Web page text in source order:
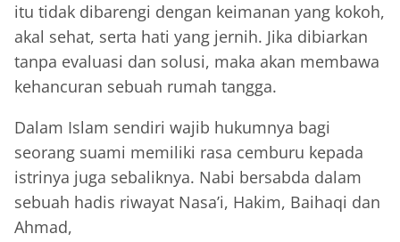
itu tidak dibarengi dengan keimanan yang kokoh,
akal sehat, serta hati yang jernih. Jika dibiarkan
tanpa evaluasi dan solusi, maka akan membawa
kehancuran sebuah rumah tangga.
Dalam Islam sendiri wajib hukumnya bagi
seorang suami memiliki rasa cemburu kepada
istrinya juga sebaliknya. Nabi bersabda dalam
sebuah hadis riwayat Nasa’i, Hakim, Baihaqi dan
Ahmad,